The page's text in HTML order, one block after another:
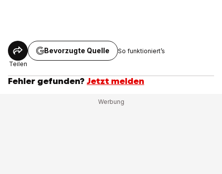
Teilen
Bevorzugte Quelle So funktioniert’s
Fehler gefunden? Jetzt melden